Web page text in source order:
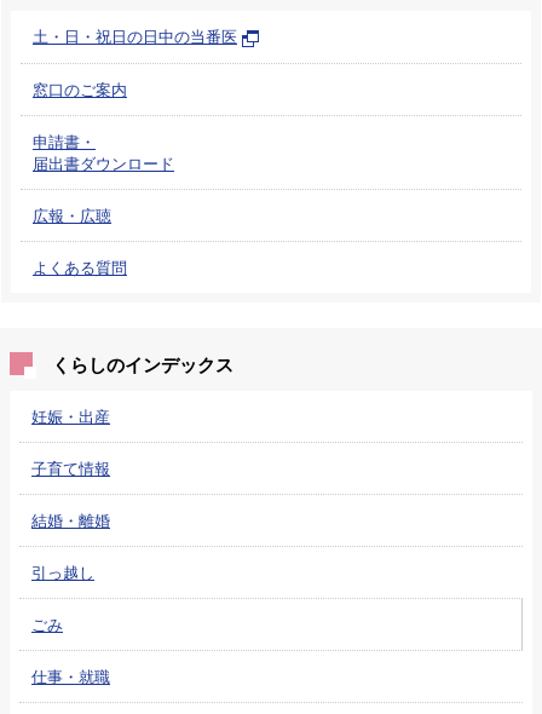
土・日・祝日の日中の当番医
窓口のご案内
申請書・
届出書ダウンロード
広報・広聴
よくある質問
くらしのインデックス
妊娠・出産
子育て情報
結婚・離婚
引っ越し
ごみ
仕事・就職